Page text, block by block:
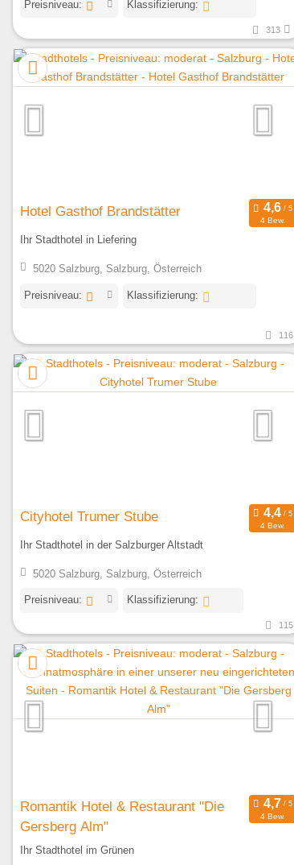
Preisniveau: Klassifizierung:
313
Hotel Gasthof Brandstätter
4 Bew.
Ihr Stadthotel in Liefering
5020 Salzburg, Salzburg, Österreich
Preisniveau: Klassifizierung:
116
Cityhotel Trumer Stube
4 Bew.
Ihr Stadthotel in der Salzburger Altstadt
5020 Salzburg, Salzburg, Österreich
Preisniveau: Klassifizierung:
115
Romantik Hotel & Restaurant "Die
Gersberg Alm"
4 Bew.
Ihr Stadthotel im Grünen